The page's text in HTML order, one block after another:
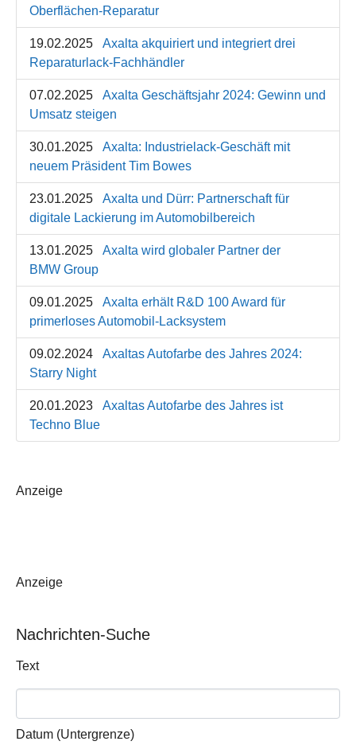
Oberflächen-Reparatur
19.02.2025
Axalta akquiriert und integriert drei
Reparaturlack-Fachhändler
07.02.2025
Axalta Geschäftsjahr 2024: Gewinn und
Umsatz steigen
30.01.2025
Axalta: Industrielack-Geschäft mit
neuem Präsident Tim Bowes
23.01.2025
Axalta und Dürr: Partnerschaft für
digitale Lackierung im Automobilbereich
13.01.2025
Axalta wird globaler Partner der
BMW Group
09.01.2025
Axalta erhält R&D 100 Award für
primerloses Automobil-Lacksystem
09.02.2024
Axaltas Autofarbe des Jahres 2024:
Starry Night
20.01.2023
Axaltas Autofarbe des Jahres ist
Techno Blue
Anzeige
Anzeige
Nachrichten-Suche
Text
Datum (Untergrenze)